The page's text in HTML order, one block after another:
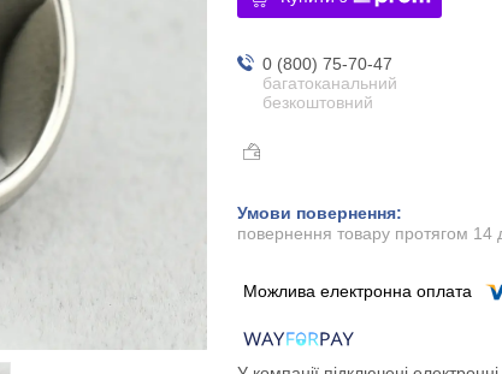
0 (800) 75-70-47
багатоканальний
безкоштовний
повернення товару протягом 14